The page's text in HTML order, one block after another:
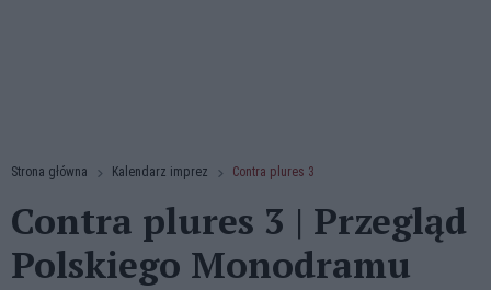
Strona główna Kalendarz imprez Contra plures 3
Contra plures 3 | Przegląd
Polskiego Monodramu